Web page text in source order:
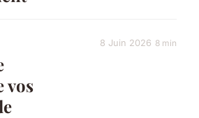
vos
8 Juin 2026 8 min